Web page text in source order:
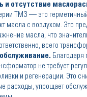
и отсутствие
ТМЗ — это
масла с воздухом. Это
масла, что
всего
Благодаря
не требует
и регенерации. Это
расходы, упрощает